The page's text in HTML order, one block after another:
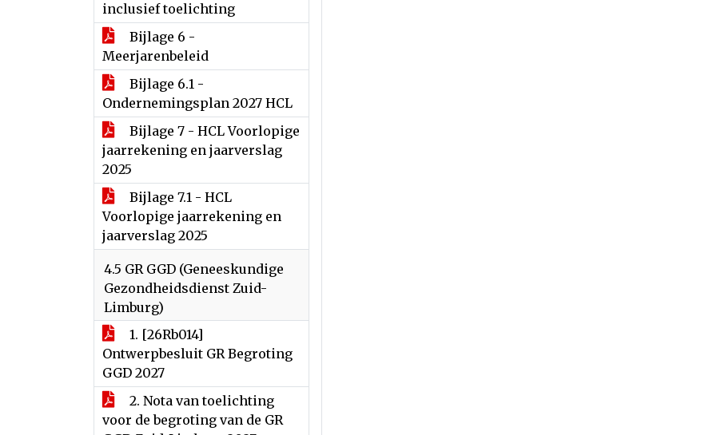
inclusief toelichting
Bijlage 6 -
Meerjarenbeleid
Bijlage 6.1 -
Ondernemingsplan 2027 HCL
Bijlage 7 - HCL Voorlopige
jaarrekening en jaarverslag
2025
Bijlage 7.1 - HCL
Voorlopige jaarrekening en
jaarverslag 2025
4.5 GR GGD (Geneeskundige
Gezondheidsdienst Zuid-
Limburg)
1. [26Rb014]
Ontwerpbesluit GR Begroting
GGD 2027
2. Nota van toelichting
voor de begroting van de GR